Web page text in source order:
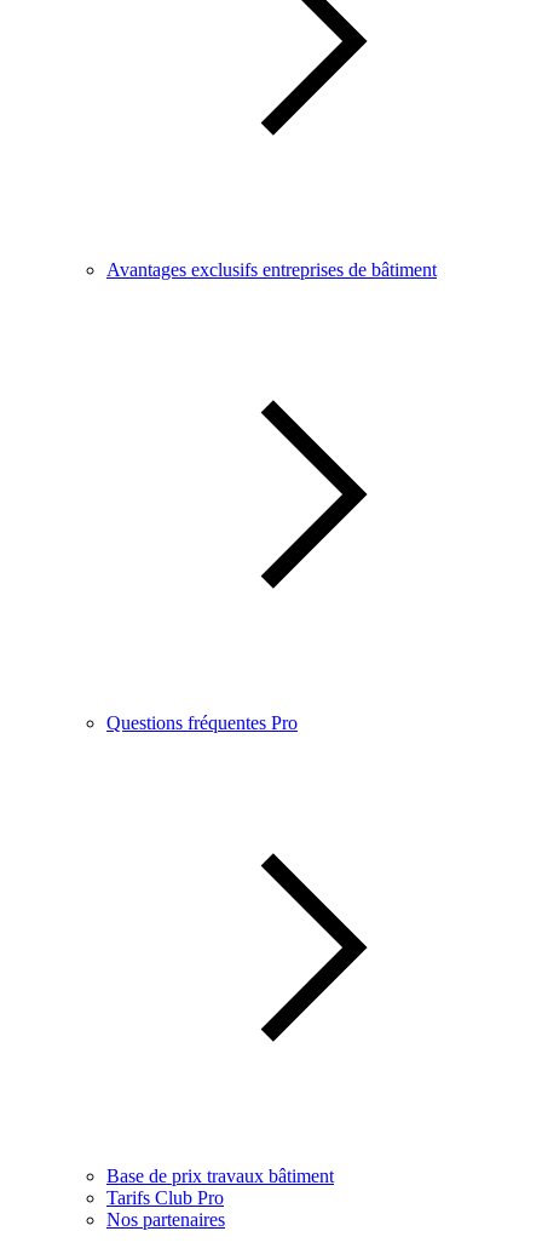
Avantages exclusifs entreprises de bâtiment
Questions fréquentes Pro
Base de prix travaux bâtiment
Tarifs Club Pro
Nos partenaires